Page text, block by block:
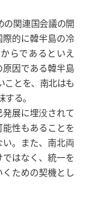
の関連国会議の開
的に韓半島の冷
らであるといえ
因である韓半島
ことを、南北はも
る。
展に埋没されて
性もあることを
。また、南北両
はなく、統一を
ための契機とし